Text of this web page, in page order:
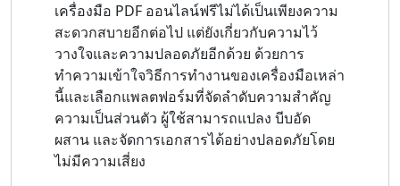
เครื่องมือ PDF ออนไลน์ฟรีไม่ได้เป็นเพียงความ
สะดวกสบายอีกต่อไป แต่ยังเกี่ยวกับความไว้
วางใจและความปลอดภัยอีกด้วย ด้วยการ
ทำความเข้าใจวิธีการทำงานของเครื่องมือเหล่า
นี้และเลือกแพลตฟอร์มที่จัดลำดับความสำคัญ
ความเป็นส่วนตัว ผู้ใช้สามารถแปลง บีบอัด
ผสาน และจัดการเอกสารได้อย่างปลอดภัยโดย
ไม่มีความเสี่ยง